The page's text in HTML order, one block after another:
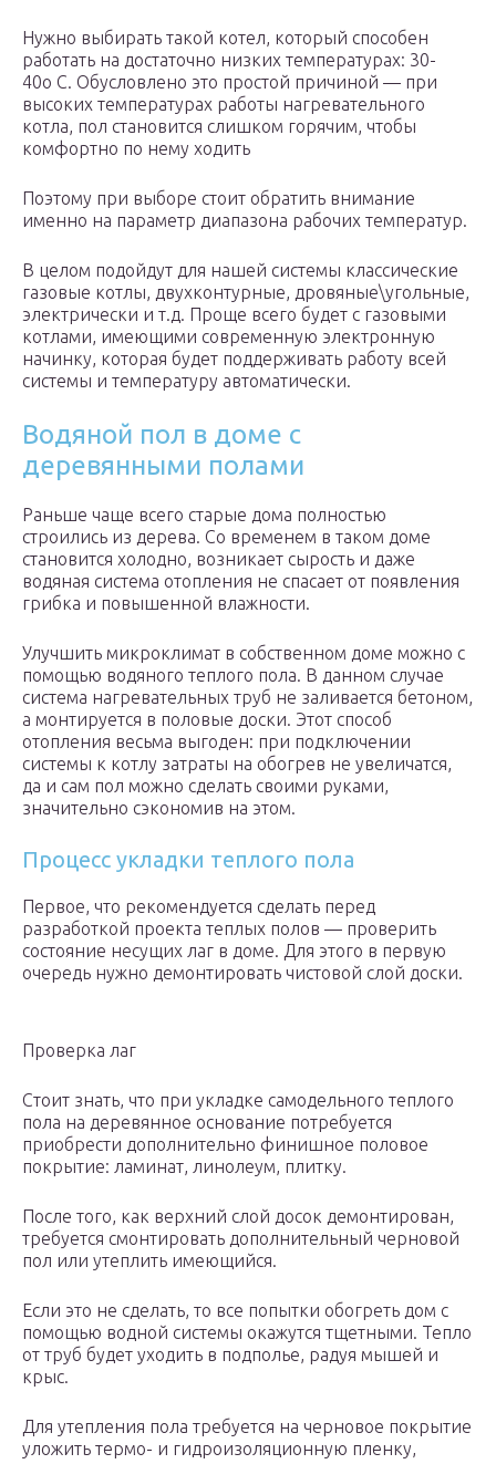
Нужно выбирать такой котел, который способен
работать на достаточно низких температурах: 30-
40о C. Обусловлено это простой причиной — при
высоких температурах работы нагревательного
котла, пол становится слишком горячим, чтобы
комфортно по нему ходить
Поэтому при выборе стоит обратить внимание
именно на параметр диапазона рабочих температур.
В целом подойдут для нашей системы классические
газовые котлы, двухконтурные, дровяные\угольные,
электрически и т.д. Проще всего будет с газовыми
котлами, имеющими современную электронную
начинку, которая будет поддерживать работу всей
системы и температуру автоматически.
Водяной пол в доме с
деревянными полами
Раньше чаще всего старые дома полностью
строились из дерева. Со временем в таком доме
становится холодно, возникает сырость и даже
водяная система отопления не спасает от появления
грибка и повышенной влажности.
Улучшить микроклимат в собственном доме можно с
помощью водяного теплого пола. В данном случае
система нагревательных труб не заливается бетоном,
а монтируется в половые доски. Этот способ
отопления весьма выгоден: при подключении
системы к котлу затраты на обогрев не увеличатся,
да и сам пол можно сделать своими руками,
значительно сэкономив на этом.
Процесс укладки теплого пола
Первое, что рекомендуется сделать перед
разработкой проекта теплых полов — проверить
состояние несущих лаг в доме. Для этого в первую
очередь нужно демонтировать чистовой слой доски.
Проверка лаг
Стоит знать, что при укладке самодельного теплого
пола на деревянное основание потребуется
приобрести дополнительно финишное половое
покрытие: ламинат, линолеум, плитку.
После того, как верхний слой досок демонтирован,
требуется смонтировать дополнительный черновой
пол или утеплить имеющийся.
Если это не сделать, то все попытки обогреть дом с
помощью водной системы окажутся тщетными. Тепло
от труб будет уходить в подполье, радуя мышей и
крыс.
Для утепления пола требуется на черновое покрытие
уложить термо- и гидроизоляционную пленку,